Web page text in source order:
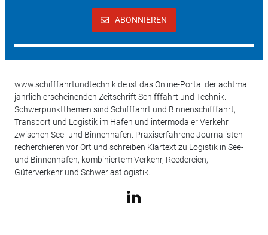
ABONNIEREN
www.schifffahrtundtechnik.de ist das Online-Portal der achtmal
jährlich erscheinenden Zeitschrift Schifffahrt und Technik.
Schwerpunktthemen sind Schifffahrt und Binnenschifffahrt,
Transport und Logistik im Hafen und intermodaler Verkehr
zwischen See- und Binnenhäfen. Praxiserfahrene Journalisten
recherchieren vor Ort und schreiben Klartext zu Logistik in See-
und Binnenhäfen, kombiniertem Verkehr, Reedereien,
Güterverkehr und Schwerlastlogistik.